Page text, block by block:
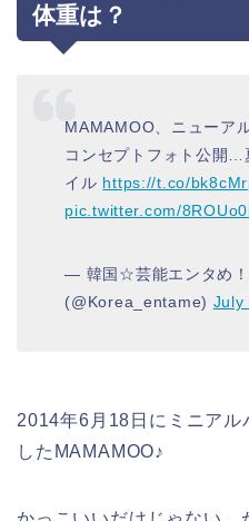
体重は？
MAMAMOO、ニューア
コンセプトフォト公開…
イル https://t.co/
pic.twitter.com/
— 韓国☆芸能エンタめ！
(@Korea_entame) July
2014年6月18日にミニア
したMAMAMOO♪